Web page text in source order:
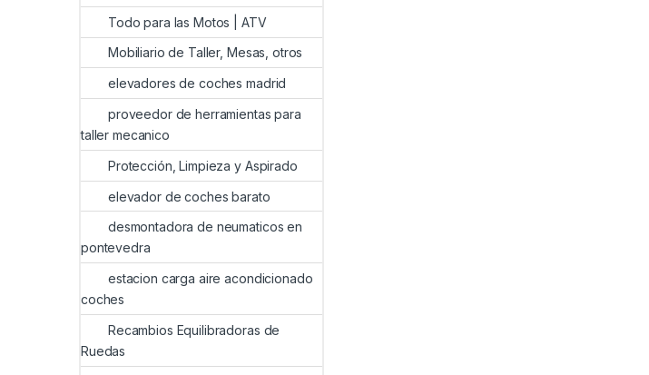
Todo para las Motos | ATV
Mobiliario de Taller, Mesas, otros
elevadores de coches madrid
proveedor de herramientas para
taller mecanico
Protección, Limpieza y Aspirado
elevador de coches barato
desmontadora de neumaticos en
pontevedra
estacion carga aire acondicionado
coches
Recambios Equilibradoras de
Ruedas